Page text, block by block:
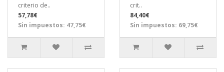
criterio de..
57,78€
Sin impuestos: 47,75€
crit..
84,40€
Sin impuestos: 69,75€